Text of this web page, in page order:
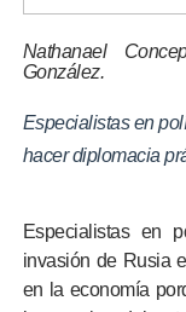
Nathanael
González.
Especialistas en
hacer diplomacia
Especialistas en
invasión de Rusia
en la economía